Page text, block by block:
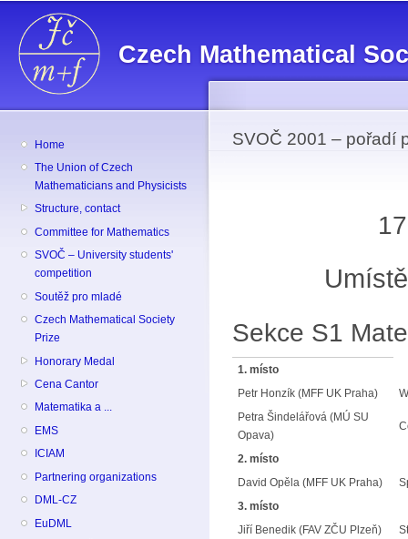
Czech Mathematical
Home
The Union of Czech
Mathematicians and Physicists
Structure, contact
Committee for Mathematics
SVOČ – University students'
competition
Soutěž pro mladé
Czech Mathematical Society
Prize
Honorary Medal
Cena Cantor
Matematika a ...
EMS
ICIAM
Partnering organizations
DML-CZ
EuDML
SVOČ 2001 – pořadí
Sekce S1
1. místo
Petr Honzík (MFF UK Praha)
Petra Šindelářová (MÚ SU
Opava)
2. místo
David Opěla (MFF UK Praha)
3. místo
Jiří Benedik (FAV ZČU Plzeň)